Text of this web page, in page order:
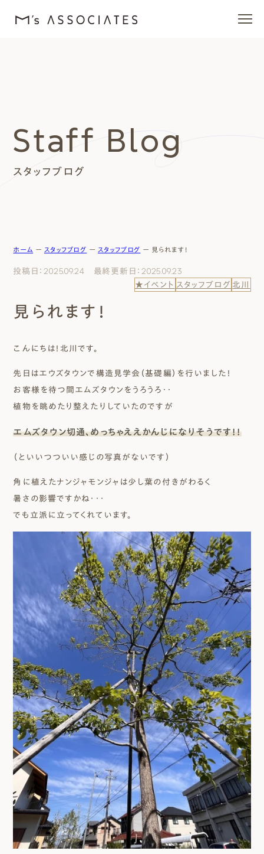
エムズを愛する人たち
施工事例
エムズのこと
0120-40-6613
ファーストプランを試す
スタッフブログ
Staff Blog
ホーム ー スタッフブログ ー スタッフブログ ー 見られます！
投稿日：2025.09.24 最終更新日：2025.09.23
★イベント スタッフブログ 北川
見られます！
こんにちは！北川です。
先日はエウズタウンで構造見学会（基礎編）を行いました！
お客様を待つ間エムズタウンをうろうろ・・
植物を眺めたり整えたりしていたのですが
エムズタウン切通、めっちゃええかんじになりそうです！！
（といいつついい感じの写真がないです）
角に植えたナンジャモンジャは少し葉の付きがわるく
暑さの影響ですかね・・・
でも立派に立ってくれています。